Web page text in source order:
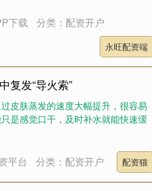
下载 分类：配资开户
永旺配资端
复发“导火索”
皮肤蒸发的速度大幅提升，很容易
是感觉口干，及时补水就能快速缓
平台 分类：配资开户 配资猫